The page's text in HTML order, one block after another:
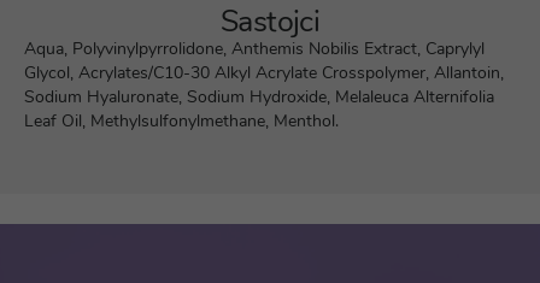
Sastojci
Aqua, Polyvinylpyrrolidone, Anthemis Nobilis Extract, Caprylyl
Glycol, Acrylates/C10-30 Alkyl Acrylate Crosspolymer, Allantoin,
Sodium Hyaluronate, Sodium Hydroxide, Melaleuca Alternifolia
Leaf Oil, Methylsulfonylmethane, Menthol.